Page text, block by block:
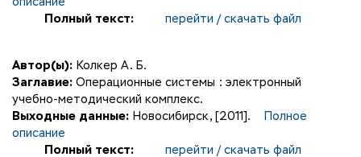
Полный текст:
перейти / скачать файл
Автор(ы): Колкер А. Б.
Заглавие: Операционные системы : электронный
учебно-методический комплекс.
Выходные данные: Новосибирск, [2011].
Полное
описание
Полный текст:
перейти / скачать файл